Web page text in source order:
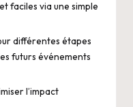
faciles via une simple
différentes étapes
futurs événements
l’impact